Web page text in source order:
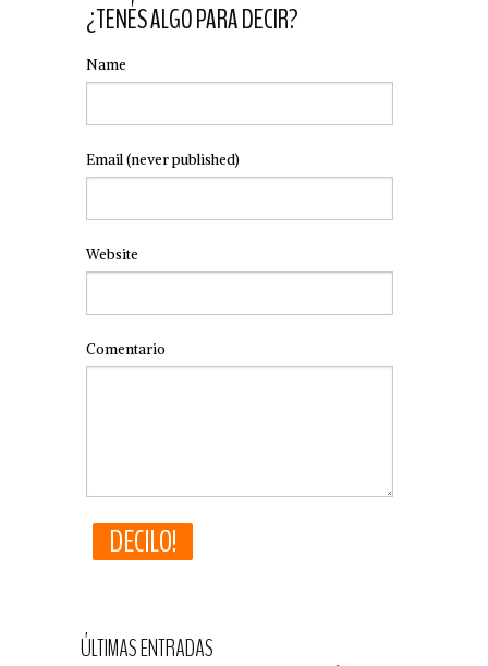
¿TENÉS ALGO PARA DECIR?
Name
Email(never published)
Website
Comentario
ÚLTIMAS ENTRADAS